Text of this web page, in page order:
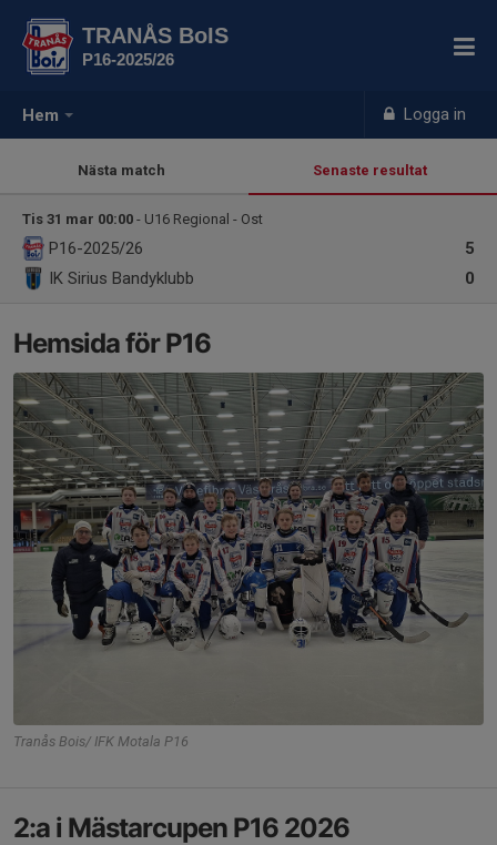
Hem Logga in
TRANÅS BoIS
P16-2025/26
Nästa match Senaste resultat
Tis 31 mar 00:00 - U16 Regional - Ost
5
P16-2025/26
0
IK Sirius Bandyklubb
Hemsida för P16
Tranås Bois/ IFK Motala P16
2:a i Mästarcupen P16 2026